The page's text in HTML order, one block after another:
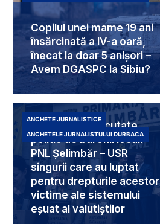
Copilul unei mame 19 ani
însărcinată a IV-a oară,
înecat la doar 5 anișori –
Avem DGASPC la Sibiu?
Trei femei executate
politic de baronii locali
PNL Șelimbăr – USR
singurii care au luptat
pentru drepturile acestor
victime ale sistemului
eșuat al valutiștilor
ANCHETE JURNALISTICE
ANCHETELE JURNALISTULUI DURBACA